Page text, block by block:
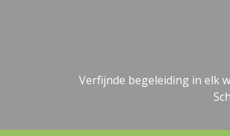
Verfijnde begeleiding in elk